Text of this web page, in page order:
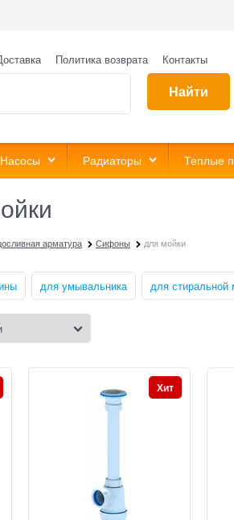
Политика возврата Контакты
Найти
Насосы Радиаторы Теплые
арматура Сифоны для мойки
для умывальника для
Хит